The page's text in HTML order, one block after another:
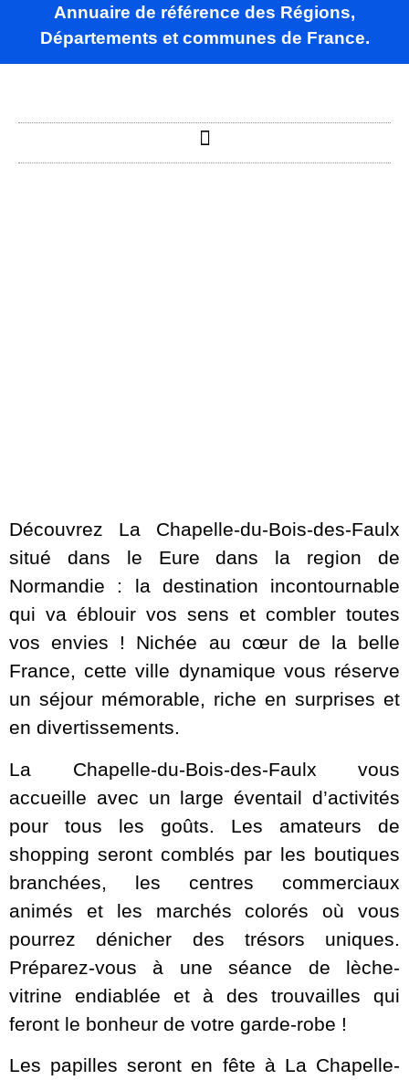
Annuaire de référence des Régions,
Départements et communes de France.
Découvrez La Chapelle-du-Bois-des-Faulx
situé dans le Eure dans la region de
Normandie : la destination incontournable
qui va éblouir vos sens et combler toutes
vos envies ! Nichée au cœur de la belle
France, cette ville dynamique vous réserve
un séjour mémorable, riche en surprises et
en divertissements.
La Chapelle-du-Bois-des-Faulx vous
accueille avec un large éventail d’activités
pour tous les goûts. Les amateurs de
shopping seront comblés par les boutiques
branchées, les centres commerciaux
animés et les marchés colorés où vous
pourrez dénicher des trésors uniques.
Préparez-vous à une séance de lèche-
vitrine endiablée et à des trouvailles qui
feront le bonheur de votre garde-robe !
Les papilles seront en fête à La Chapelle-